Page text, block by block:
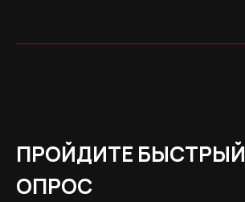
ПРОЙДИТЕ БЫСТРЫЙ
ОПРОС